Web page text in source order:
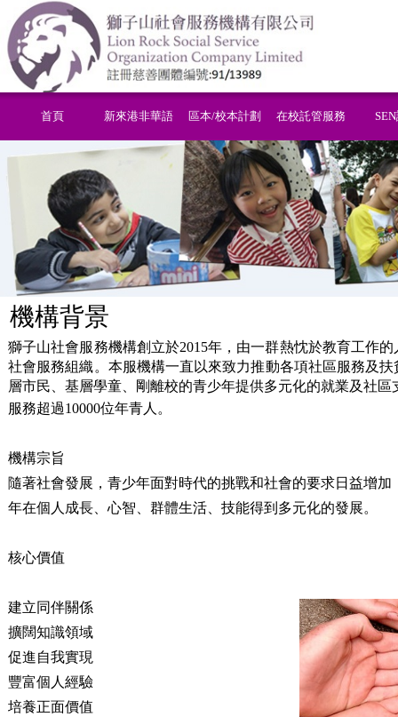
機構背景
獅子山社會服務機構創立於2015年，由一群熱忱於教育工作
社會服務組織。 本服機構一直以來致力推動各項社區服務及
層市民、 基層學童
剛離校的青少年提供多元化的就業及社
服務超過10000位年青人。
機構宗旨
隨著社會發展，青少年面對時代的挑戰和社會的要求日益增
年在個人成長、心智、群體生活、技能得到多元化的發展。
核心價值
建立同伴關係
擴闊知識領域
促進自我實現
豐富個人經驗
培養正面價值
首頁 新來港非華語 區本/校本計劃 在校託管服務